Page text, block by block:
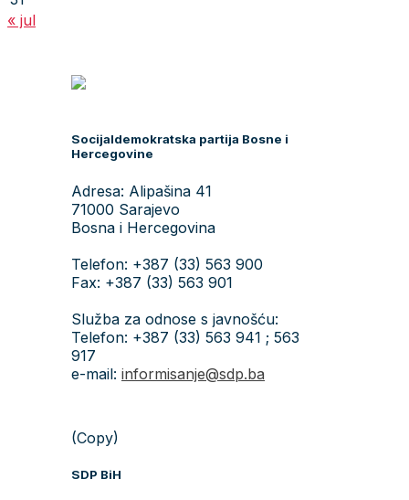
« jul
Socijaldemokratska partija Bosne i
Hercegovine
Adresa: Alipašina 41
71000 Sarajevo
Bosna i Hercegovina
Telefon: +387 (33) 563 900
Fax: +387 (33) 563 901
Služba za odnose s javnošću:
Telefon: +387 (33) 563 941 ; 563
917
e-mail: informisanje@sdp.ba
(Copy)
SDP BiH